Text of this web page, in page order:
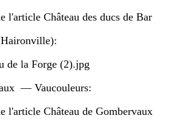
— Vaucouleurs: